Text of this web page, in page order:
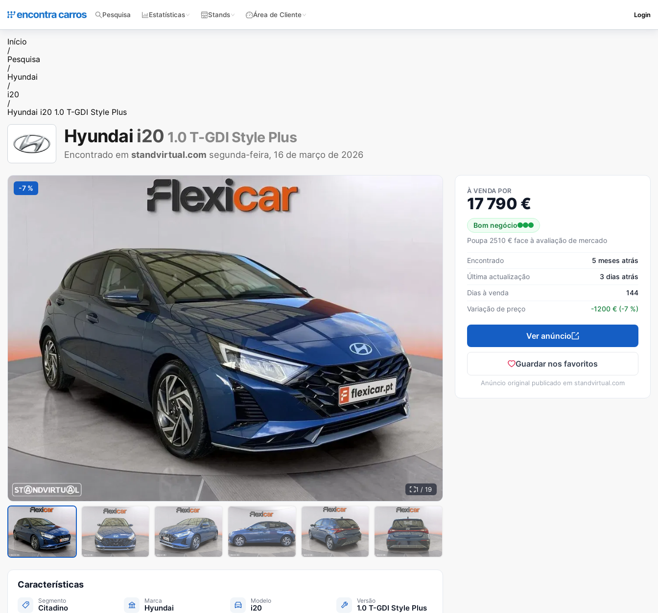
Pesquisa Estatísticas Stands Área de Cliente Login
Início
/
Pesquisa
/
Hyundai
/
i20
/
Hyundai i20 1.0 T-GDI Style Plus
Hyundai i20 1.0 T-GDI Style Plus
Encontrado em standvirtual.com segunda-feira, 16 de março de 2026
-7 %
1 / 19
À VENDA POR
17 790 €
Bom negócio
Poupa 2510 € face à avaliação de mercado
Encontrado
5 meses atrás
Última actualização
3 dias atrás
Dias à venda
144
Variação de preço
-1200 € (-7 %)
Ver anúncio
Guardar nos favoritos
Anúncio original publicado em standvirtual.com
Características
Segmento
Citadino
Marca
Hyundai
Modelo
i20
Versão
1.0 T-GDI Style Plus